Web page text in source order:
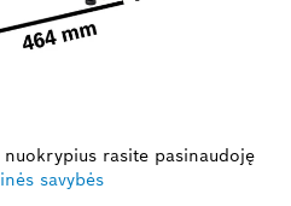
rasite pasinaudoję
savybės